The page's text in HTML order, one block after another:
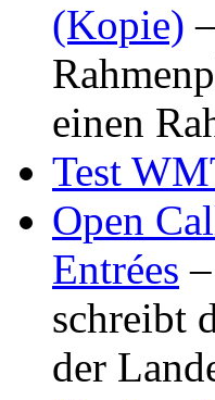
(Kopie)
einen
Test
Open
Entrées
schreibt
der